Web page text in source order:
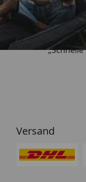
Versand